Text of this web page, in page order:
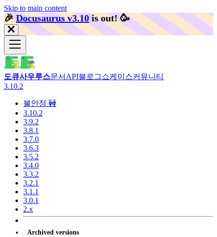
Skip to main content
🎉️Docusaurus v3.10 is out! 🥳️
도큐사우루스문서 API블로그쇼케이스커뮤니티
3.10.2
불안정 🚧
3.10.2
3.9.2
3.8.1
3.7.0
3.6.3
3.5.2
3.4.0
3.3.2
3.2.1
3.1.1
3.0.1
2.x
Archived versions